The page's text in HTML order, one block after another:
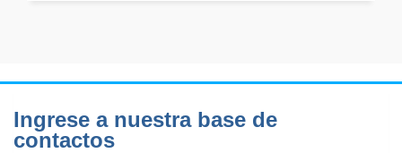
Ingrese a nuestra base de
contactos